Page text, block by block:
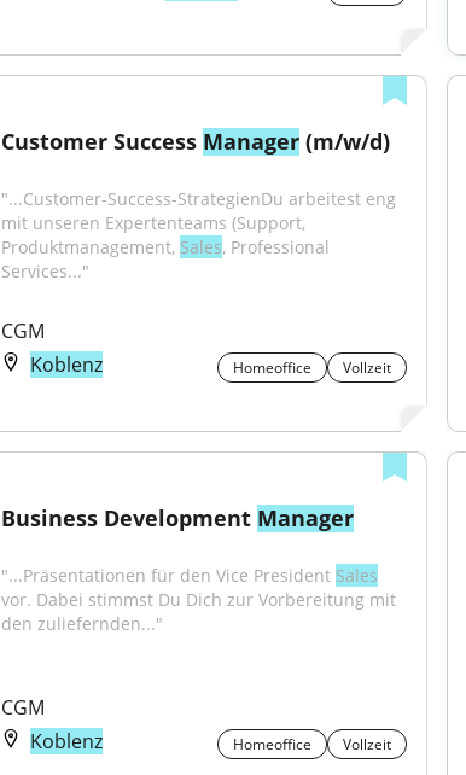
Customer Success Manager (m/w/d)
"...Customer-Success-StrategienDu arbeitest eng
mit unseren Expertenteams (Support,
Produktmanagement, Sales, Professional
Services..."
CGM
Koblenz
Homeoffice Vollzeit
Business Development Manager
"...Präsentationen für den Vice President Sales
vor. Dabei stimmst Du Dich zur Vorbereitung mit
den zuliefernden..."
CGM
Koblenz
Homeoffice Vollzeit